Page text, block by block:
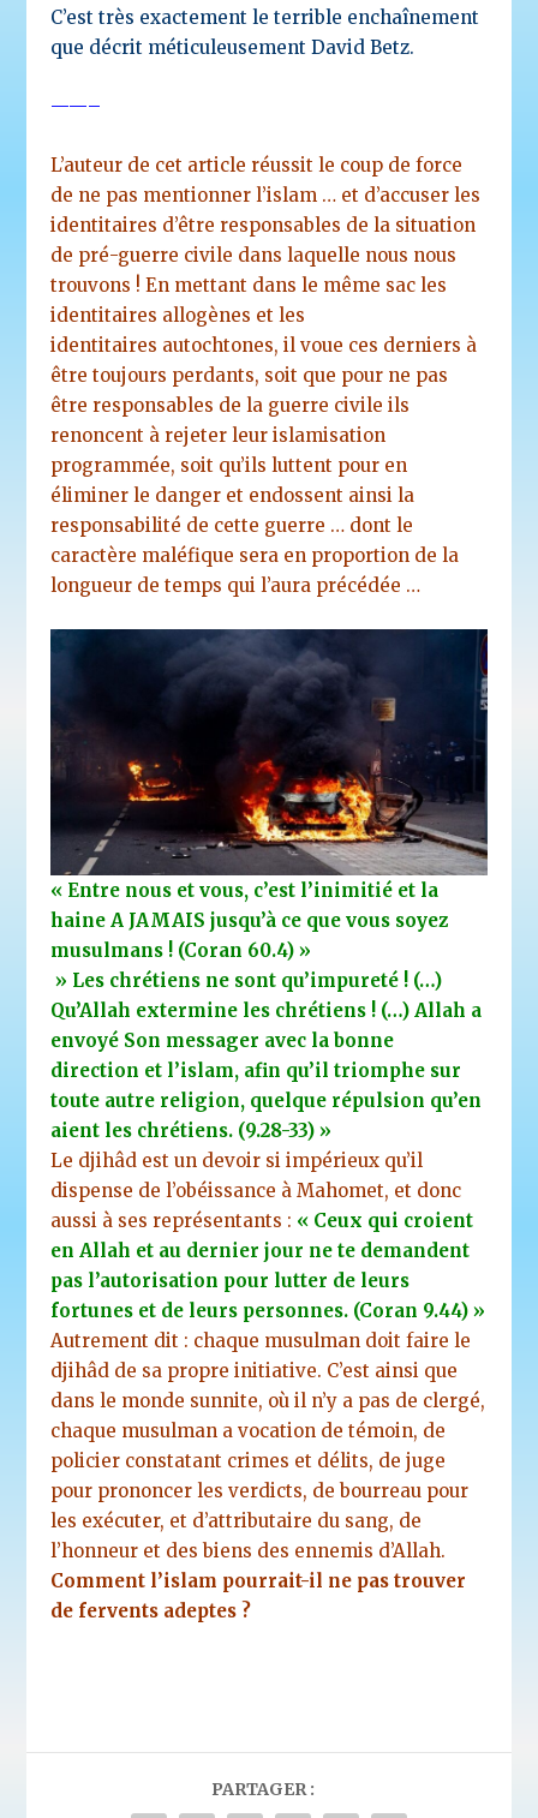
C’est très exactement le terrible enchaînement
que décrit méticuleusement David Betz.
——–
L’auteur de cet article réussit le coup de force
de ne pas mentionner l’islam … et d’accuser les
identitaires d’être responsables de la situation
de pré-guerre civile dans laquelle nous nous
trouvons ! En mettant dans le même sac les
identitaires allogènes et les
identitaires autochtones, il voue ces derniers à
être toujours perdants, soit que pour ne pas
être responsables de la guerre civile ils
renoncent à rejeter leur islamisation
programmée, soit qu’ils luttent pour en
éliminer le danger et endossent ainsi la
responsabilité de cette guerre … dont le
caractère maléfique sera en proportion de la
longueur de temps qui l’aura précédée …
« Entre nous et vous, c’est l’inimitié et la
haine A JAMAIS jusqu’à ce que vous soyez
musulmans ! (Coran 60.4) »
» Les chrétiens ne sont qu’impureté ! (…)
Qu’Allah extermine les chrétiens ! (…) Allah a
envoyé Son messager avec la bonne
direction et l’islam, afin qu’il triomphe sur
toute autre religion, quelque répulsion qu’en
aient les chrétiens. (9.28-33) »
Le djihâd est un devoir si impérieux qu’il
dispense de l’obéissance à Mahomet, et donc
aussi à ses représentants : « Ceux qui croient
en Allah et au dernier jour ne te demandent
pas l’autorisation pour lutter de leurs
fortunes et de leurs personnes. (Coran 9.44) »
Autrement dit : chaque musulman doit faire le
djihâd de sa propre initiative. C’est ainsi que
dans le monde sunnite, où il n’y a pas de clergé,
chaque musulman a vocation de témoin, de
policier constatant crimes et délits, de juge
pour prononcer les verdicts, de bourreau pour
les exécuter, et d’attributaire du sang, de
l’honneur et des biens des ennemis d’Allah.
Comment l’islam pourrait-il ne pas trouver
de fervents adeptes ?
PARTAGER :